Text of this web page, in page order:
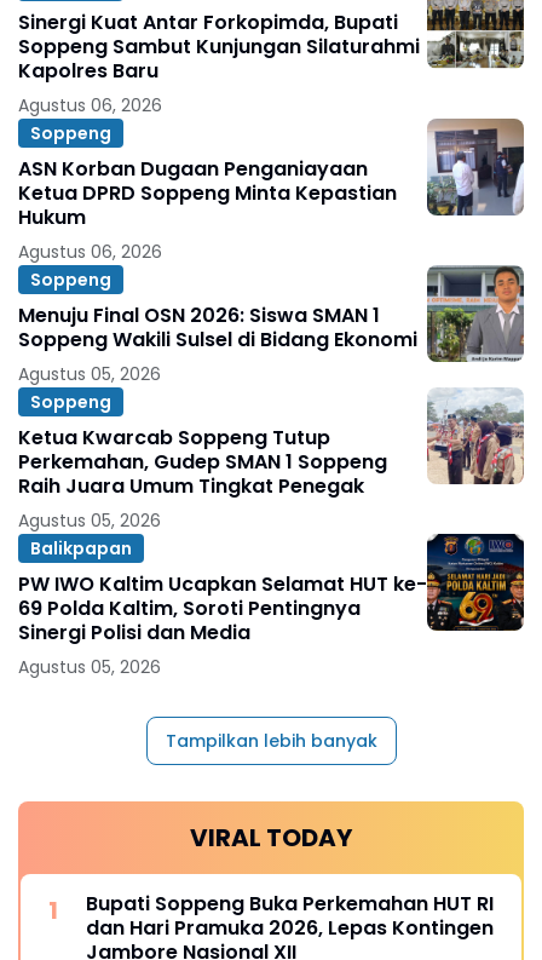
Sinergi Kuat Antar Forkopimda, Bupati
Soppeng Sambut Kunjungan Silaturahmi
Kapolres Baru
Agustus 06, 2026
Soppeng
ASN Korban Dugaan Penganiayaan
Ketua DPRD Soppeng Minta Kepastian
Hukum
Agustus 06, 2026
Soppeng
Menuju Final OSN 2026: Siswa SMAN 1
Soppeng Wakili Sulsel di Bidang Ekonomi
Agustus 05, 2026
Soppeng
Ketua Kwarcab Soppeng Tutup
Perkemahan, Gudep SMAN 1 Soppeng
Raih Juara Umum Tingkat Penegak
Agustus 05, 2026
Balikpapan
PW IWO Kaltim Ucapkan Selamat HUT ke-
69 Polda Kaltim, Soroti Pentingnya
Sinergi Polisi dan Media
Agustus 05, 2026
Tampilkan lebih banyak
VIRAL TODAY
Bupati Soppeng Buka Perkemahan HUT RI
dan Hari Pramuka 2026, Lepas Kontingen
Jambore Nasional XII